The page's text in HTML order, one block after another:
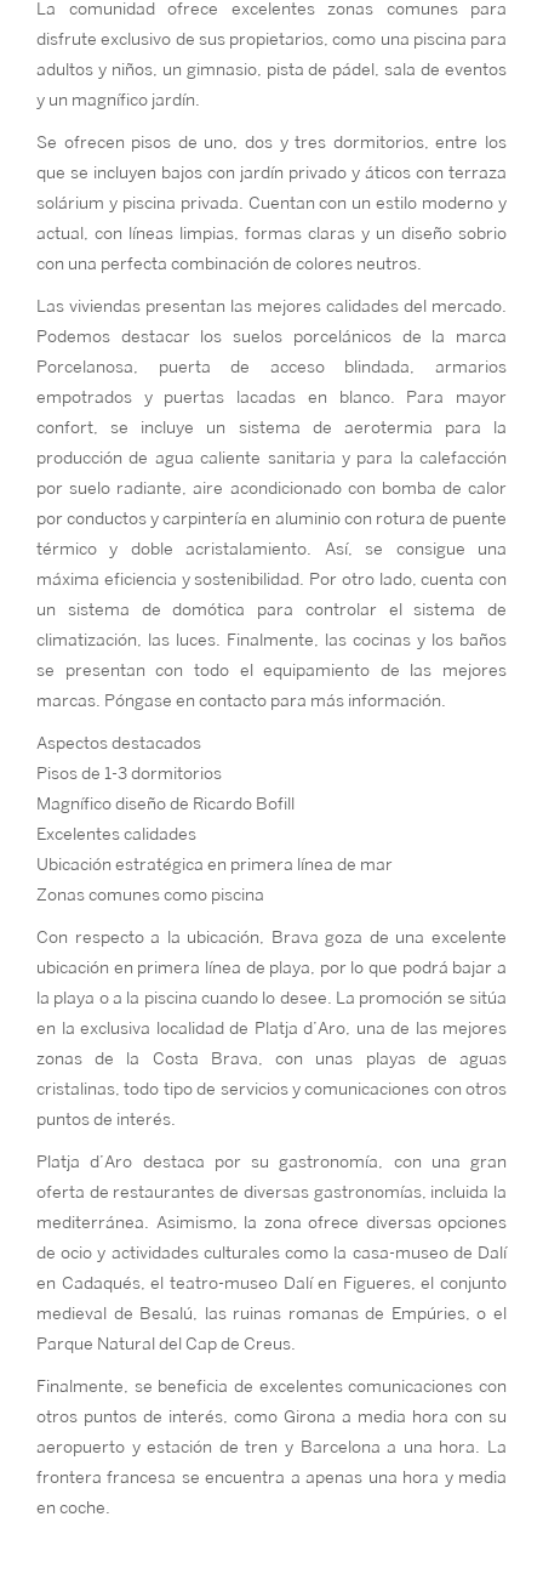
La comunidad ofrece excelentes zonas comunes para
disfrute exclusivo de sus propietarios, como una piscina para
adultos y niños, un gimnasio, pista de pádel, sala de eventos
y un magnífico jardín.
Se ofrecen pisos de uno, dos y tres dormitorios, entre los
que se incluyen bajos con jardín privado y áticos con terraza
solárium y piscina privada. Cuentan con un estilo moderno y
actual, con líneas limpias, formas claras y un diseño sobrio
con una perfecta combinación de colores neutros.
Las viviendas presentan las mejores calidades del mercado.
Podemos destacar los suelos porcelánicos de la marca
Porcelanosa, puerta de acceso blindada, armarios
empotrados y puertas lacadas en blanco. Para mayor
confort, se incluye un sistema de aerotermia para la
producción de agua caliente sanitaria y para la calefacción
por suelo radiante, aire acondicionado con bomba de calor
por conductos y carpintería en aluminio con rotura de puente
térmico y doble acristalamiento. Así, se consigue una
máxima eficiencia y sostenibilidad. Por otro lado, cuenta con
un sistema de domótica para controlar el sistema de
climatización, las luces. Finalmente, las cocinas y los baños
se presentan con todo el equipamiento de las mejores
marcas. Póngase en contacto para más información.
Aspectos destacados
Pisos de 1-3 dormitorios
Magnífico diseño de Ricardo Bofill
Excelentes calidades
Ubicación estratégica en primera línea de mar
Zonas comunes como piscina
Con respecto a la ubicación, Brava goza de una excelente
ubicación en primera línea de playa, por lo que podrá bajar a
la playa o a la piscina cuando lo desee. La promoción se sitúa
en la exclusiva localidad de Platja d’Aro, una de las mejores
zonas de la Costa Brava, con unas playas de aguas
cristalinas, todo tipo de servicios y comunicaciones con otros
puntos de interés.
Platja d’Aro destaca por su gastronomía, con una gran
oferta de restaurantes de diversas gastronomías, incluida la
mediterránea. Asimismo, la zona ofrece diversas opciones
de ocio y actividades culturales como la casa-museo de Dalí
en Cadaqués, el teatro-museo Dalí en Figueres, el conjunto
medieval de Besalú, las ruinas romanas de Empúries, o el
Parque Natural del Cap de Creus.
Finalmente, se beneficia de excelentes comunicaciones con
otros puntos de interés, como Girona a media hora con su
aeropuerto y estación de tren y Barcelona a una hora. La
frontera francesa se encuentra a apenas una hora y media
en coche.